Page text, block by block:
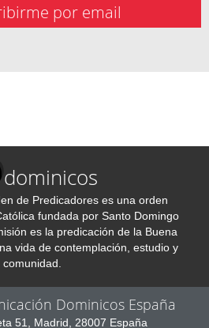
por email
dominicos
de Predicadores es una orden
fundada por Santo Domingo
es la predicación de la Buena
vida de contemplación, estudio y
comunidad.
Dominicos España
51, Madrid, 28007 España